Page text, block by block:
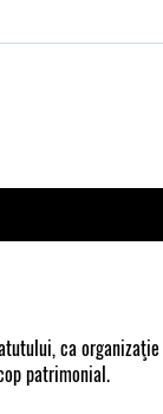
ca
patrimonial.